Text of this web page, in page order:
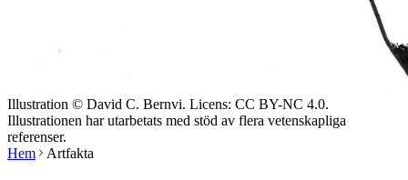
Illustration © David C. Bernvi. Licens: CC BY-NC 4.0.
Illustrationen har utarbetats med stöd av flera vetenskapliga
referenser.
Hem
Artfakta